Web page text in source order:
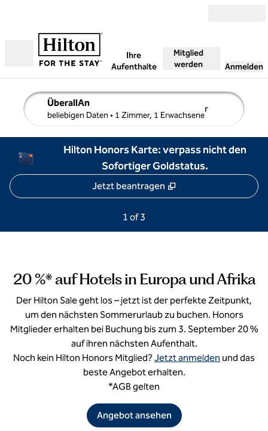
Ihre
Aufenthalte
Mitglied
werden
Anmelden
ÜberallAn
beliebigen Daten• 1 Zimmer, 1 Erwachsene
r
Suchdetails bearbeiten, Beliebige Daten, 1 Zimmer, 1
Hilton Honors Karte: verpass nicht den
Sofortiger Goldstatus.
Jetzt beantragen ,
Page 1 of 3
Previous Page, 3 of 3
1 of 3
Rhodes
Collection by
20 %* auf Hotels in Europa und Afrika
Der Hilton Sale geht los – jetzt ist der perfekte Zeitpunkt,
um den nächsten Sommerurlaub zu buchen. Honors
Mitglieder erhalten bei Buchung bis zum 3. September 20 %
auf ihren nächsten Aufenthalt.
Noch kein Hilton Honors Mitglied?Jetzt anmelden und das
beste Angebot erhalten.
*AGB gelten
Angebot ansehen